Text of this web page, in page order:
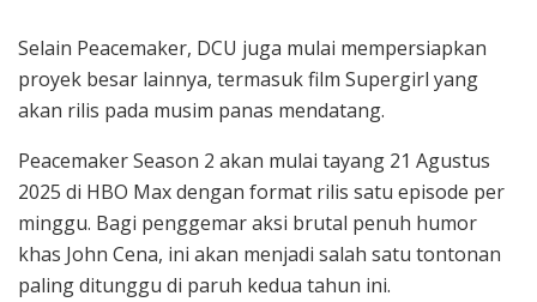
Selain Peacemaker, DCU juga mulai mempersiapkan
proyek besar lainnya, termasuk film Supergirl yang
akan rilis pada musim panas mendatang.
Peacemaker Season 2 akan mulai tayang 21 Agustus
2025 di HBO Max dengan format rilis satu episode per
minggu. Bagi penggemar aksi brutal penuh humor
khas John Cena, ini akan menjadi salah satu tontonan
paling ditunggu di paruh kedua tahun ini.